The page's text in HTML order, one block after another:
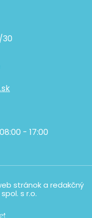
30
- 17:00
stránoka redakčný
s r.o.